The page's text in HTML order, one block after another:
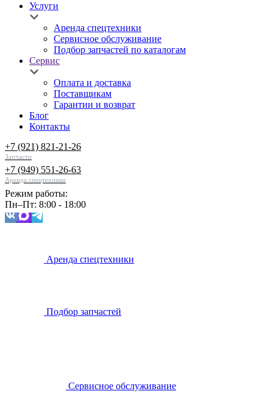
Услуги
Аренда спецтехники
Сервисное обслуживание
Подбор запчастей по каталогам
Сервис
Оплата и доставка
Поставщикам
Гарантии и возврат
Блог
Контакты
+7 (921) 821-21-26
Запчасти
+7 (949) 551-26-63
Аренда спецтехники
Режим работы:
Пн–Пт: 8:00 - 18:00
Аренда спецтехники
Подбор запчастей
Сервисное обслуживание